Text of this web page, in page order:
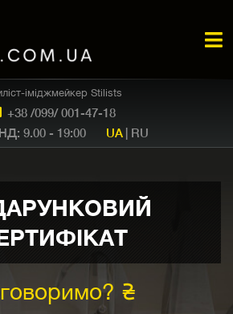
+38 /099/ 001-47-18
іміджмейкер Stilists
9.00 - 19:00 UA | RU
₴